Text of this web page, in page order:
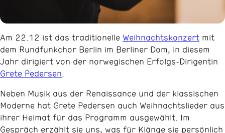
Am 22.12 ist das traditionelle Weihnachtskonzert mit
dem Rundfunkchor Berlin im Berliner Dom, in diesem
Jahr dirigiert von der norwegischen Erfolgs-Dirigentin
Grete Pedersen.
Neben Musik aus der Renaissance und der klassischen
Moderne hat Grete Pedersen auch Weihnachtslieder aus
ihrer Heimat für das Programm ausgewählt. Im
Gespräch erzählt sie uns, was für Klänge sie persönlich